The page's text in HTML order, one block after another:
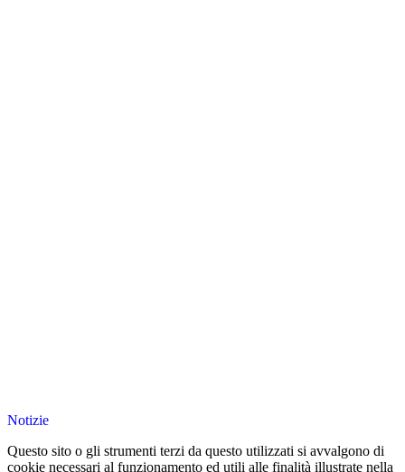
Notizie
Questo sito o gli strumenti terzi da questo utilizzati si avvalgono di
cookie necessari al funzionamento ed utili alle finalità illustrate nella